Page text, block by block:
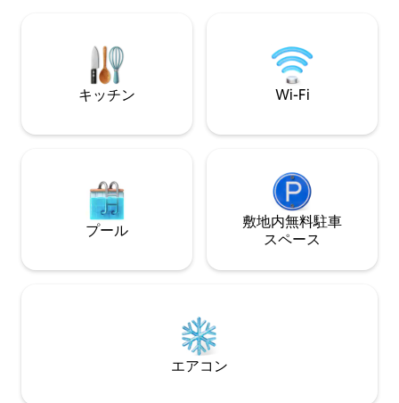
キッチン Wi-Fi
プール
敷地内無料駐⁠車
ス⁠ペ⁠ー⁠ス
エアコン